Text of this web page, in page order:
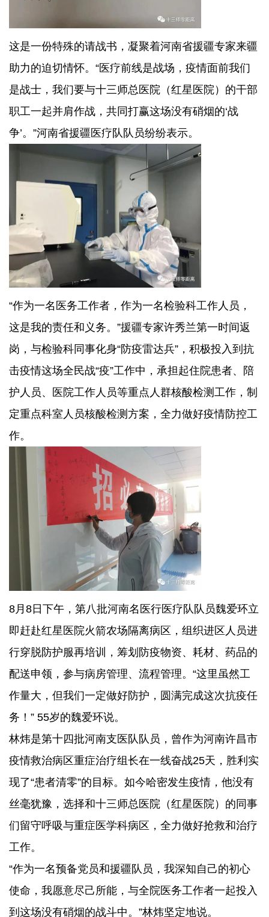
这是一份特殊的请战书，凝聚着河南省援疆专家来疆
助力的迫切情怀。“医疗前线是战场，疫情面前我们
是战士，我们要与十三师总医院（红星医院）的干部
职工一起并肩作战，共同打赢这场没有硝烟的‘战
争’。”河南省援疆医疗队队员纷纷表示。
“作为一名医务工作者，作为一名检验科工作人员，
这是我的责任和义务。”援疆专家许秀兰第一时间返
岗，与检验科同事化身“防疫雷达兵”，积极投入到抗
击疫情这场全民战“疫”工作中，承担起住院患者、陪
护人员、医院工作人员等重点人群核酸检测工作，制
定重点科室人员核酸检测方案，全力做好疫情防控工
作。
8月8日下午，第八批河南名医行医疗队队员魏爱环立
即赶赴红星医院火箭农场隔离病区，组织进区人员进
行穿脱防护服再培训，筹划防疫物资、耗材、药品的
配送申领，参与病房管理、流程管理。“这里虽然工
作量大，但我们一定做好防护，圆满完成这次抗疫任
务！” 55岁的魏爱环说。
林炜是第十四批河南支医队队员，曾作为河南许昌市
疫情救治病区重症治疗组长在一线奋战25天，胜利实
现了“患者清零”的目标。如今哈密发生疫情，他没有
丝毫犹豫，选择和十三师总医院（红星医院）的同事
们留守呼吸与重症医学科病区，全力做好抢救和治疗
工作。
“作为一名预备党员和援疆队员，我深知自己的初心
使命，我愿意尽己所能，与全院医务工作者一起投入
到这场没有硝烟的战斗中。”林炜坚定地说。